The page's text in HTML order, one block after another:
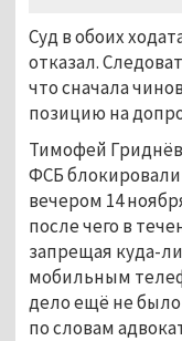
Суд в обоих
отказал.
что сначала
позицию на
Тимофей
ФСБ
вечером 14
после чего в
запрещая куда-
мобильным
дело ещё не
по словам